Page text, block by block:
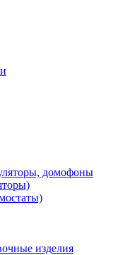
домофоны
изделия